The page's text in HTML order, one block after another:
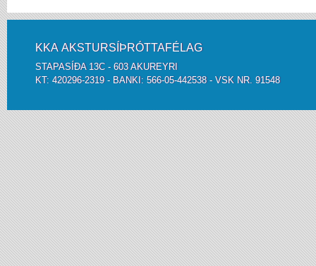
KKA AKSTURSÍÞRÓTTAFÉLAG
STAPASÍÐA 13C - 603 AKUREYRI
KT: 420296-2319 - BANKI: 566-05-442538 - VSK NR. 91548